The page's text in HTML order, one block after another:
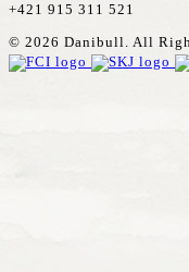
+421 915 311 521
© 2026 Danibull. All